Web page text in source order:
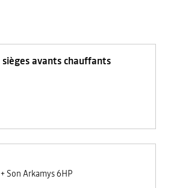
avants chauffants
Son Arkamys 6HP